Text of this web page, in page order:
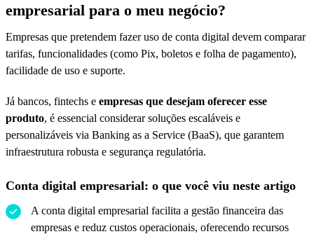
empresarial para o meu negócio?
Empresas que pretendem fazer uso de conta digital devem comparar
tarifas, funcionalidades (como Pix, boletos e folha de pagamento),
facilidade de uso e suporte.
Já bancos, fintechs e empresas que desejam oferecer esse
produto, é essencial considerar soluções escaláveis e
personalizáveis via Banking as a Service (BaaS), que garantem
infraestrutura robusta e segurança regulatória.
Conta digital empresarial: o que você viu neste artigo
A conta digital empresarial facilita a gestão financeira das
empresas e reduz custos operacionais, oferecendo recursos